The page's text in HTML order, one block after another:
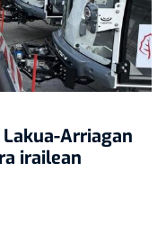
Arriagan
irailean